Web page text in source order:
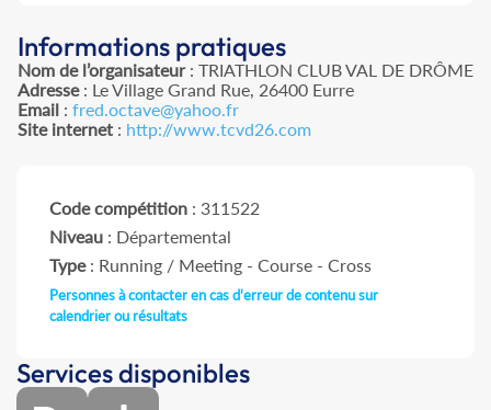
Informations pratiques
Nom de l’organisateur: TRIATHLON CLUB VAL DE DRÔME
Adresse: Le Village Grand Rue, 26400 Eurre
Email : fred.octave@yahoo.fr
Site internet : http://www.tcvd26.com
Code compétition : 311522
Niveau : Départemental
Type: Running / Meeting - Course - Cross
Personnes à contacter en cas d'erreur de contenu sur
calendrier ou résultats
Services disponibles